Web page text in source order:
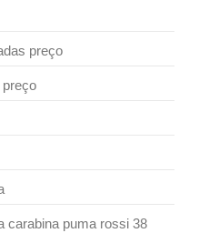
preço
carabina puma rossi 38